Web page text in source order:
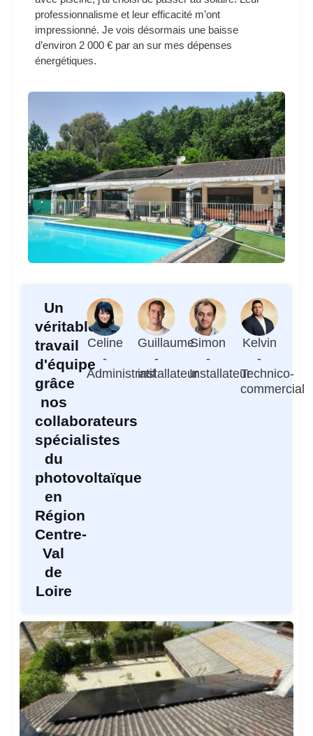
professionnalisme et leur efficacité m’ont
impressionné. Je vois désormais une baisse
d’environ 2 000 € par an sur mes dépenses
énergétiques.
Un
véritable
travail
d'équipe
grâce
nos
collaborateurs
spécialistes
du
photovoltaïque
en
Région
Centre-
Val
de
Loire
Celine
-
Administratif
Guillaume
-
installateur
Simon
-
Installateur
Kelvin
-
Technico-
commercial